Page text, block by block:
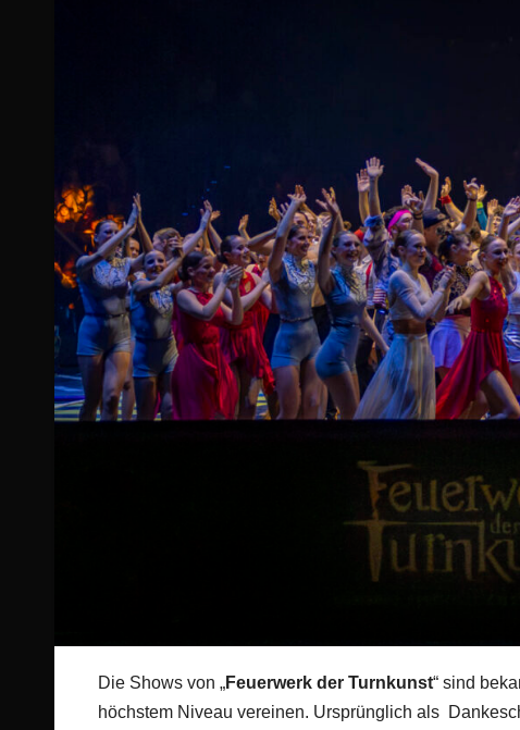
Die Shows von „Feuerwerk der Turnkunst“ sind
höchstem Niveau vereinen. Ursprünglich als